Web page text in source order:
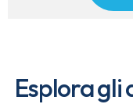
Esplora